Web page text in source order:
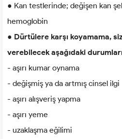
● Kan testlerinde; değişen kan
hemoglobin
● Dürtülere karşı koyamama,
verebilecek aşağıdaki
- aşırı kumar oynama
- değişmiş ya da artmış cinsel ilgi
- aşırı alışveriş yapma
- aşırı yeme
- uzaklaşma eğilimi